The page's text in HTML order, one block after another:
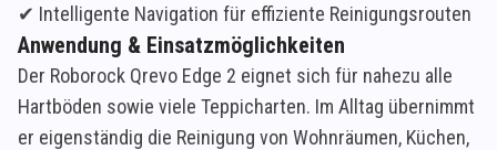
✔ Intelligente Navigation für effiziente Reinigungsrouten
Anwendung & Einsatzmöglichkeiten
Der Roborock Qrevo Edge 2 eignet sich für nahezu alle
Hartböden sowie viele Teppicharten. Im Alltag übernimmt
er eigenständig die Reinigung von Wohnräumen, Küchen,